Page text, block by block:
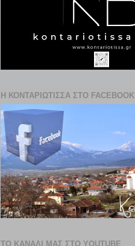
Η ΚΟΝΤΑΡΙΩΤΙΣΣΑ ΣΤΟ FACEBOOK
ΤΟ ΚΑΝΑΛΙ ΜΑΣ ΣΤΟ YOUTUBE